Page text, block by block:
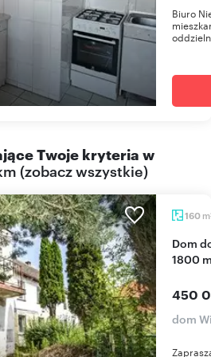
Biuro
Twoje kryteria w
(zobacz wszystkie)
160 m
Dom do remontu z dużym potencjałem i działką
1800
450
dom